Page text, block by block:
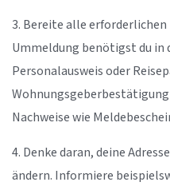
3. Bereite alle erforderlichen
Ummeldung benötigst du in
Personalausweis oder
Nachweise wie
4. Denke daran, deine
ändern. Informiere